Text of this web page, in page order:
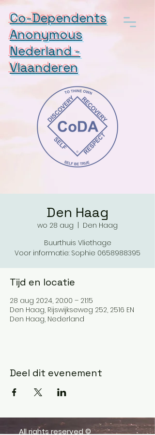
Co-Dependents
Anonymous
Nederland -
Vlaanderen
Den Haag
wo 28 aug
Den Haag
Buurthuis Vliethage
Voor informatie: Sophie 0658988395
Tijd en locatie
28 aug 2024, 20:00 – 21:15
Den Haag, Rijswijkseweg 252, 2516 EN
Den Haag, Nederland
Deel dit evenement
All rights reserved ©